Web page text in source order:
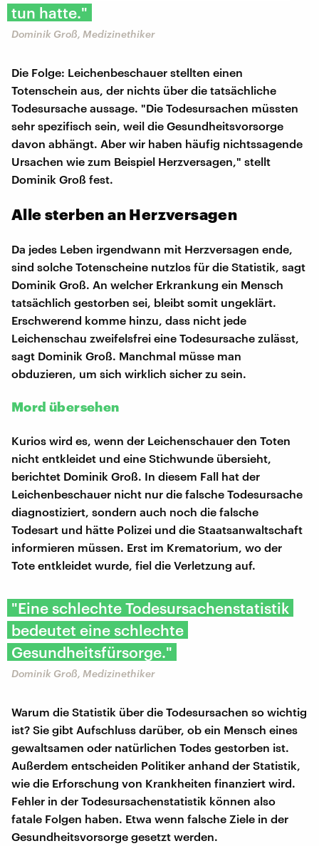
tun hatte."
Dominik Groß, Medizinethiker
Die Folge: Leichenbeschauer stellten einen
Totenschein aus, der nichts über die tatsächliche
Todesursache aussage. "Die Todesursachen müssten
sehr spezifisch sein, weil die Gesundheitsvorsorge
davon abhängt. Aber wir haben häufig nichtssagende
Ursachen wie zum Beispiel Herzversagen," stellt
Dominik Groß fest.
Alle sterben an Herzversagen
Da jedes Leben irgendwann mit Herzversagen ende,
sind solche Totenscheine nutzlos für die Statistik, sagt
Dominik Groß. An welcher Erkrankung ein Mensch
tatsächlich gestorben sei, bleibt somit ungeklärt.
Erschwerend komme hinzu, dass nicht jede
Leichenschau zweifelsfrei eine Todesursache zulässt,
sagt Dominik Groß. Manchmal müsse man
obduzieren, um sich wirklich sicher zu sein.
Mord übersehen
Kurios wird es, wenn der Leichenschauer den Toten
nicht entkleidet und eine Stichwunde übersieht,
berichtet Dominik Groß. In diesem Fall hat der
Leichenbeschauer nicht nur die falsche Todesursache
diagnostiziert, sondern auch noch die falsche
Todesart und hätte Polizei und die Staatsanwaltschaft
informieren müssen. Erst im Krematorium, wo der
Tote entkleidet wurde, fiel die Verletzung auf.
"Eine schlechte Todesursachenstatistik
bedeutet eine schlechte
Gesundheitsfürsorge."
Dominik Groß, Medizinethiker
Warum die Statistik über die Todesursachen so wichtig
ist? Sie gibt Aufschluss darüber, ob ein Mensch eines
gewaltsamen oder natürlichen Todes gestorben ist.
Außerdem entscheiden Politiker anhand der Statistik,
wie die Erforschung von Krankheiten finanziert wird.
Fehler in der Todesursachenstatistik können also
fatale Folgen haben. Etwa wenn falsche Ziele in der
Gesundheitsvorsorge gesetzt werden.